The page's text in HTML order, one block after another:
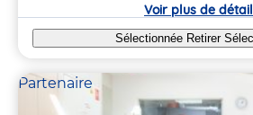
Voir plus de
Sélectionnée Retirer
Partenaire